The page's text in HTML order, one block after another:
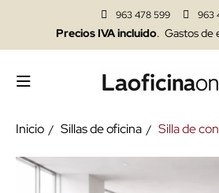
963 478 599 963
Precios IVA incluido. Gastos de
Inicio Sillas de oficina Silla de